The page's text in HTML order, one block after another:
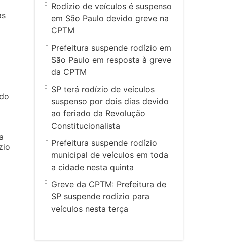
Rodízio de veículos é suspenso
em São Paulo devido greve na
CPTM
Prefeitura suspende rodízio em
São Paulo em resposta à greve
da CPTM
SP terá rodízio de veículos
suspenso por dois dias devido
ao feriado da Revolução
Constitucionalista
Prefeitura suspende rodízio
municipal de veículos em toda
a cidade nesta quinta
Greve da CPTM: Prefeitura de
SP suspende rodízio para
veículos nesta terça